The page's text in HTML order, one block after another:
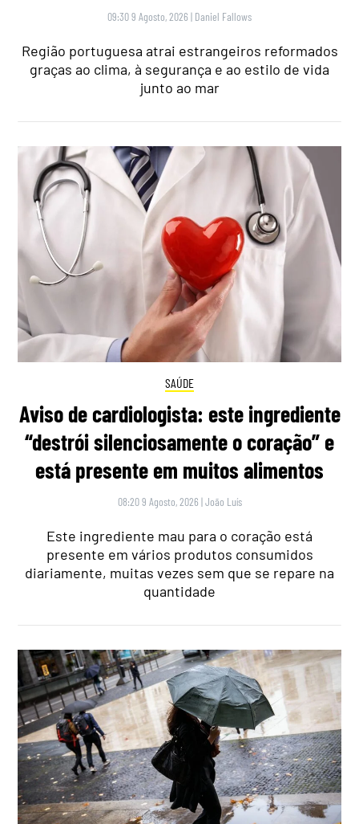
09:30 9 Agosto, 2026 | Daniel Fallows
Região portuguesa atrai estrangeiros reformados
graças ao clima, à segurança e ao estilo de vida
junto ao mar
SAÚDE
Aviso de cardiologista: este ingrediente
“destrói silenciosamente o coração” e
está presente em muitos alimentos
08:20 9 Agosto, 2026 |João Luís
Este ingrediente mau para o coração está
presente em vários produtos consumidos
diariamente, muitas vezes sem que se repare na
quantidade